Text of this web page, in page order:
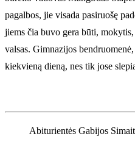
pagalbos, jie visada pasiruošę
jiems čia buvo gera būti,
valsas. Gimnazijos
kiekvieną dieną, nes tik jose
Abiturientės Gabijos